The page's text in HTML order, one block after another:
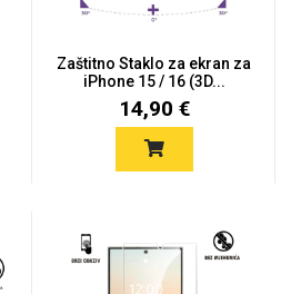
Zaštitno Staklo za ekran za
iPhone 15 / 16 (3D...
14,90 €
MarbleMania
Crtani filmovi